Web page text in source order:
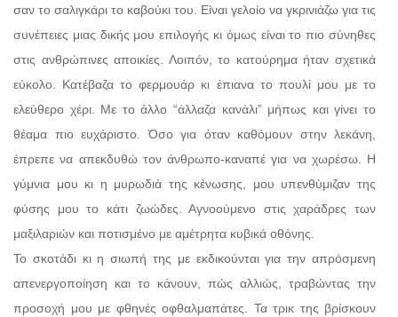
σαν το σαλιγκάρι το καβούκι του. Είναι γελοίο να γκρινιάζω για τις
συνέπειες μιας δικής μου επιλογής κι όμως είναι το πιο σύνηθες
στις ανθρώπινες αποικίες. Λοιπόν, το κατούρημα ήταν σχετικά
εύκολο. Κατέβαζα το φερμουάρ κι έπιανα το πουλί μου με το
ελεύθερο χέρι. Με το άλλο “άλλαζα κανάλι” μήπως και γίνει το
θέαμα πιο ευχάριστο. Όσο για όταν καθόμουν στην λεκάνη,
έπρεπε να απεκδυθώ τον άνθρωπο-καναπέ για να χωρέσω. Η
γύμνια μου κι η μυρωδιά της κένωσης, μου υπενθύμιζαν της
φύσης μου το κάτι ζωώδες. Αγνοούμενο στις χαράδρες των
μαξιλαριών και ποτισμένο με αμέτρητα κυβικά οθόνης.
Το σκοτάδι κι η σιωπή της με εκδικούνται για την απρόσμενη
απενεργοποίηση και το κάνουν, πώς αλλιώς, τραβώντας την
προσοχή μου με φθηνές οφθαλμαπάτες. Τα τρικ της βρίσκουν